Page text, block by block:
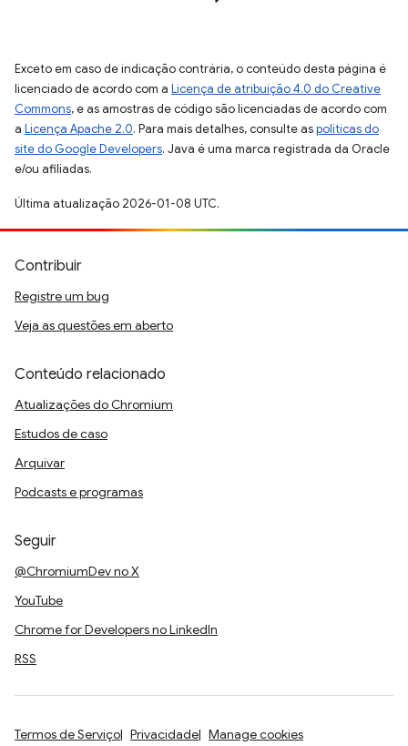
Exceto em caso de indicação contrária, o conteúdo desta página é
licenciado de acordo com a Licença de atribuição 4.0 do Creative
Commons, e as amostras de código são licenciadas de acordo com
a Licença Apache 2.0. Para mais detalhes, consulte aspolíticas do
site do Google Developers. Java é uma marca registrada da Oracle
e/ou afiliadas.
Última atualização 2026-01-08 UTC.
Contribuir
Registre um bug
Veja as questões em aberto
Conteúdo relacionado
Atualizações do Chromium
Estudos de caso
Arquivar
Podcasts e programas
Seguir
@ChromiumDev no X
YouTube
Chrome for Developers no LinkedIn
RSS
Termos de Serviço Privacidade Manage cookies